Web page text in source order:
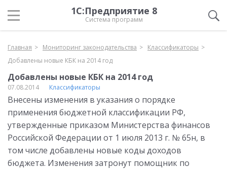
1С:Предприятие 8
Система программ
Главная Мониторинг законодательства
Классификаторы
Добавлены новые КБК на 2014 год
Добавлены новые КБК на 2014 год
07.08.2014 Классификаторы
Внесены изменения в указания о порядке
применения бюджетной классификации РФ,
утвержденные приказом Министерства финансов
Российской Федерации от 1 июля 2013 г. № 65н, в
том числе добавлены новые коды доходов
бюджета. Изменения затронут помощник по